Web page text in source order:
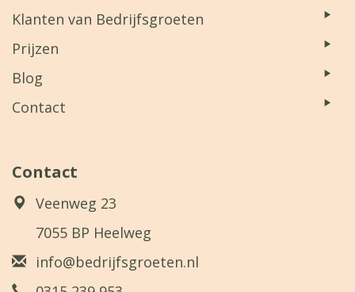
Klanten van Bedrijfsgroeten
Prijzen
Blog
Contact
Contact
Veenweg 23
7055 BP Heelweg
info@bedrijfsgroeten.nl